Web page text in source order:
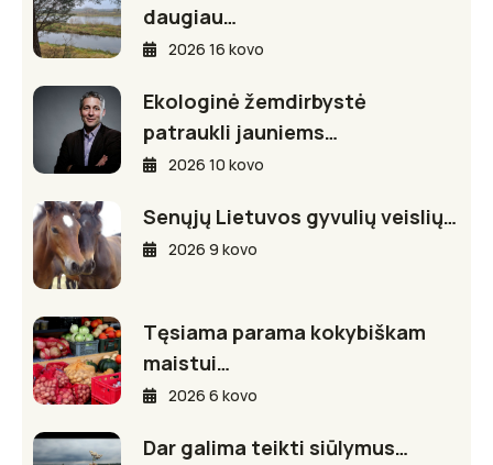
daugiau…
2026 16 kovo
Ekologinė žemdirbystė
patraukli jauniems…
2026 10 kovo
Senųjų Lietuvos gyvulių veislių…
2026 9 kovo
Tęsiama parama kokybiškam
maistui…
2026 6 kovo
Dar galima teikti siūlymus…